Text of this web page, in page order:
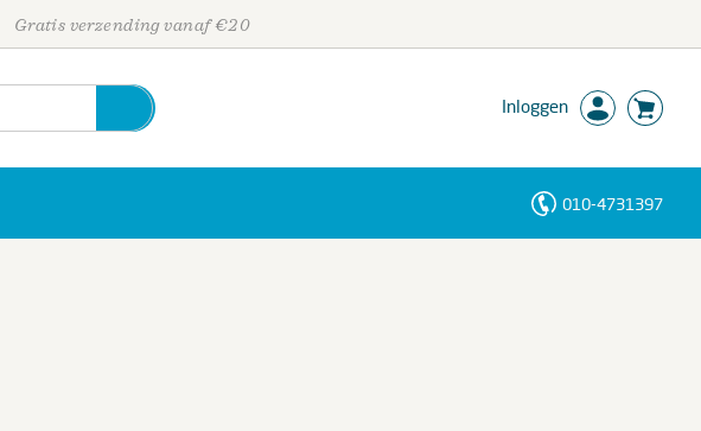
Gratis verzending vanaf €20
Inloggen
010-4731397
Personen